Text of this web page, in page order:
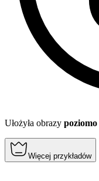
Ułożyła obrazy poziomo
Więcej przykładów